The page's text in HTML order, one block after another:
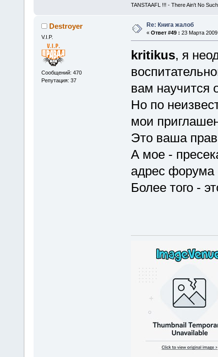
TANSTAAFL !!! - There Ain't No
Destroyer
V.I.P.
Сообщений: 470
Репутация: 37
Re: Книга жалоб
« Ответ #49 : 23 Марта
kritikus, я
вам научится
Но по
мои
Это ваша
А мое -
адрес форума
Более того -